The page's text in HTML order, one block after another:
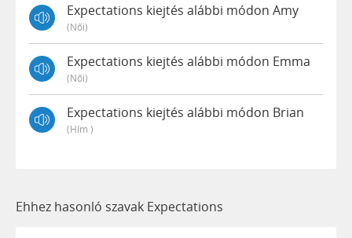
Expectations kiejtés alábbi módon Amy
(női)
Expectations kiejtés alábbi módon Emma
(női)
Expectations kiejtés alábbi módon Brian
(hím )
Ehhez hasonló szavak Expectations